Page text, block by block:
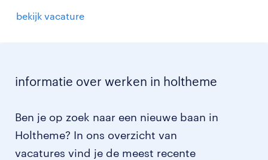
bekijk vacature
informatie over werken in holtheme
Ben je op zoek naar een nieuwe baan in
Holtheme? In ons overzicht van
vacatures vind je de meest recente